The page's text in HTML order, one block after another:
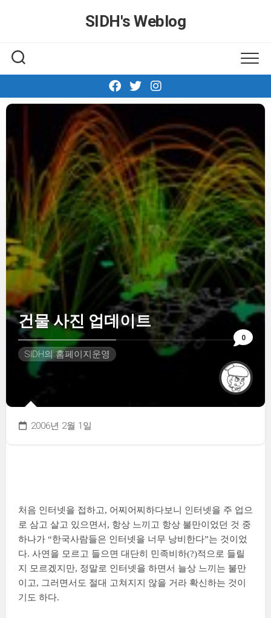
SIDH′s Weblog
0
건물 사진 업데이트
SIDH의 홈페이지운영
2006년 2월 1일
처음 인터넷을 접하고, 어찌어찌하다보니 인터넷을 주 업으
로 삼고 살고 있으면서, 항상 느끼고 항상 불만이었던 것 중
하나가 “한국사람들은 인터넷을 너무 낭비한다”는 것이었
다. 사연을 모르고 들으면 대단히 민족비하(?)적으로 들릴
지 모르겠지만, 정말로 인터넷을 하면서 늘상 느끼는 불만
이고, 그러면서도 절대 고쳐지지 않을 거라 확신하는 것이
기도 하다.